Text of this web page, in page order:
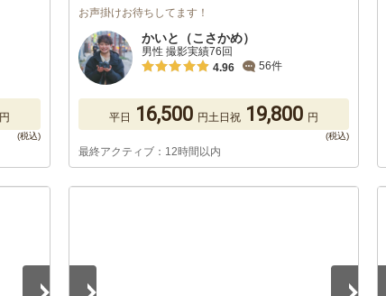
円
お声掛けお待ちしてます！
かいと（こさかめ）
男性 撮影実績76回
4.96
56件
平日 16,500 円土日祝 19,800 円
最終アクティブ：12時間以内